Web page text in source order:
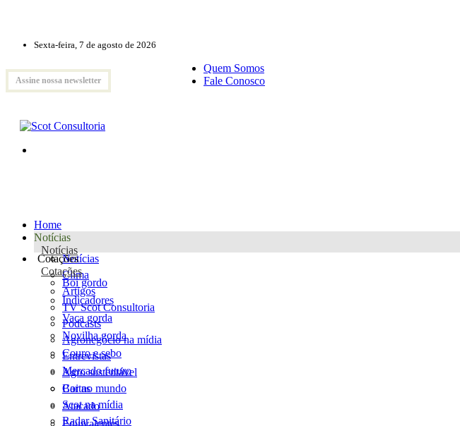
Sexta-feira, 7 de agosto de 2026
Assine nossa newsletter
Quem Somos
Fale Conosco
Home
Notícias
Notícias
Notícias
Clima
Artigos
TV Scot Consultoria
Podcasts
Agronegócio na mídia
Entrevistas
Agro sustentável
Cartas
Scot na mídia
Radar Sanitário
Cotações
Cotações
Boi gordo
Indicadores
Vaca gorda
Novilha gorda
Couro e sebo
Mercado futuro
Boi no mundo
Atacado
Equivalentes